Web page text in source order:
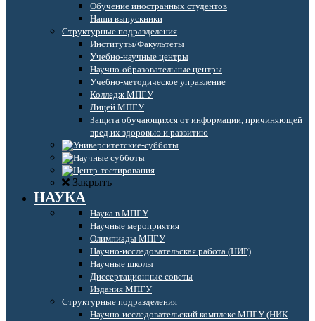
Обучение иностранных студентов
Наши выпускники
Структурные подразделения
Институты/Факультеты
Учебно-научные центры
Научно-образовательные центры
Учебно-методическое управление
Колледж МПГУ
Лицей МПГУ
Защита обучающихся от информации, причиняющей
вред их здоровью и развитию
Закрыть
НАУКА
Наука в МПГУ
Научные мероприятия
Олимпиады МПГУ
Научно-исследовательская работа (НИР)
Научные школы
Диссертационные советы
Издания МПГУ
Структурные подразделения
Научно-исследовательский комплекс МПГУ (НИК